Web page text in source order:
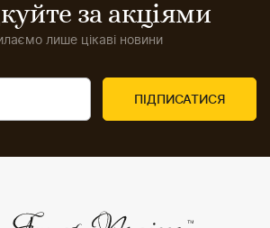
за акціями
лише цікаві новини